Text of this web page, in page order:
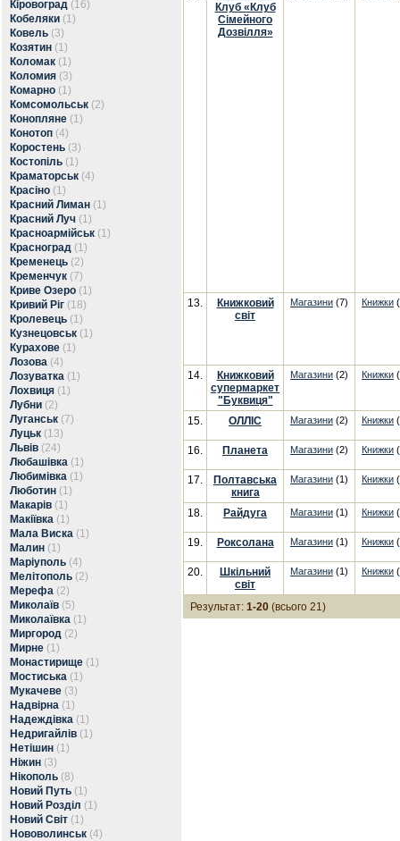
Кіровоград (16)
Кобеляки (1)
Ковель (3)
Козятин (1)
Коломак (1)
Коломия (3)
Комарно (1)
Комсомольськ (2)
Конопляне (1)
Конотоп (4)
Коростень (3)
Костопіль (1)
Краматорськ (4)
Красіно (1)
Красний Лиман (1)
Красний Луч (1)
Красноармійськ (1)
Красноград (1)
Кременець (2)
Кременчук (7)
Криве Озеро (1)
Кривий Ріг (18)
Кролевець (1)
Кузнецовськ (1)
Курахове (1)
Лозова (4)
Лозуватка (1)
Лохвиця (1)
Лубни (2)
Луганськ (7)
Луцьк (13)
Львів (24)
Любашівка (1)
Любимівка (1)
Люботин (1)
Макарів (1)
Макіївка (1)
Мала Виска (1)
Малин (1)
Маріуполь (4)
Мелітополь (2)
Мерефа (2)
Миколаїв (5)
Миколаївка (1)
Миргород (2)
Мирне (1)
Монастирище (1)
Мостиська (1)
Мукачеве (3)
Надвірна (1)
Надеждівка (1)
Недригайлів (1)
Нетішин (1)
Ніжин (3)
Нікополь (8)
Новий Путь (1)
Новий Розділ (1)
Новий Світ (1)
Нововолинськ (4)
Клуб «Клуб
Сімейного
Дозвілля»
13.
Книжковий
світ
Магазини (7) Книжки
14.
Книжковий
супермаркет
"Буквиця"
Магазини (2) Книжки
15. ОЛЛІС Магазини (2) Книжки
16. Планета Магазини (2) Книжки
17.
Полтавська
книга
Магазини (1) Книжки
18. Райдуга Магазини (1) Книжки
19. Роксолана Магазини (1) Книжки
20.
Шкільний
світ
Магазини (1) Книжки
Результат: 1-20 (всього 21)